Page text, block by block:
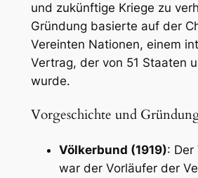
und zukünftige Kriege zu
Gründung basierte auf der
Vereinten Nationen, einem
Vertrag, der von 51 Staaten
wurde.
Vorgeschichte und
Völkerbund (1919): Der
war der Vorläufer der